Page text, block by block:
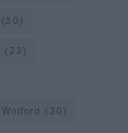
(30)
(23)
Wolford (20)